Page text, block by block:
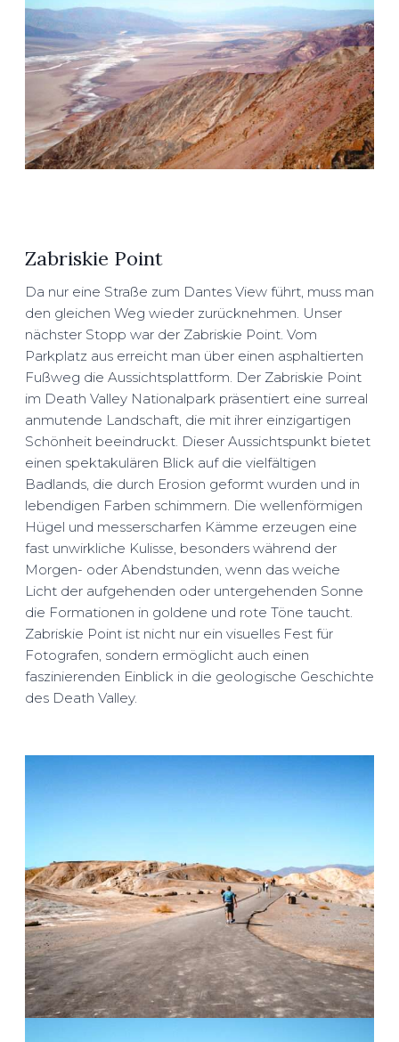
Zabriskie Point
Da nur eine Straße zum Dantes View führt, muss man
den gleichen Weg wieder zurücknehmen. Unser
nächster Stopp war der Zabriskie Point. Vom
Parkplatz aus erreicht man über einen asphaltierten
Fußweg die Aussichtsplattform. Der Zabriskie Point
im Death Valley Nationalpark präsentiert eine surreal
anmutende Landschaft, die mit ihrer einzigartigen
Schönheit beeindruckt. Dieser Aussichtspunkt bietet
einen spektakulären Blick auf die vielfältigen
Badlands, die durch Erosion geformt wurden und in
lebendigen Farben schimmern. Die wellenförmigen
Hügel und messerscharfen Kämme erzeugen eine
fast unwirkliche Kulisse, besonders während der
Morgen- oder Abendstunden, wenn das weiche
Licht der aufgehenden oder untergehenden Sonne
die Formationen in goldene und rote Töne taucht.
Zabriskie Point ist nicht nur ein visuelles Fest für
Fotografen, sondern ermöglicht auch einen
faszinierenden Einblick in die geologische Geschichte
des Death Valley.